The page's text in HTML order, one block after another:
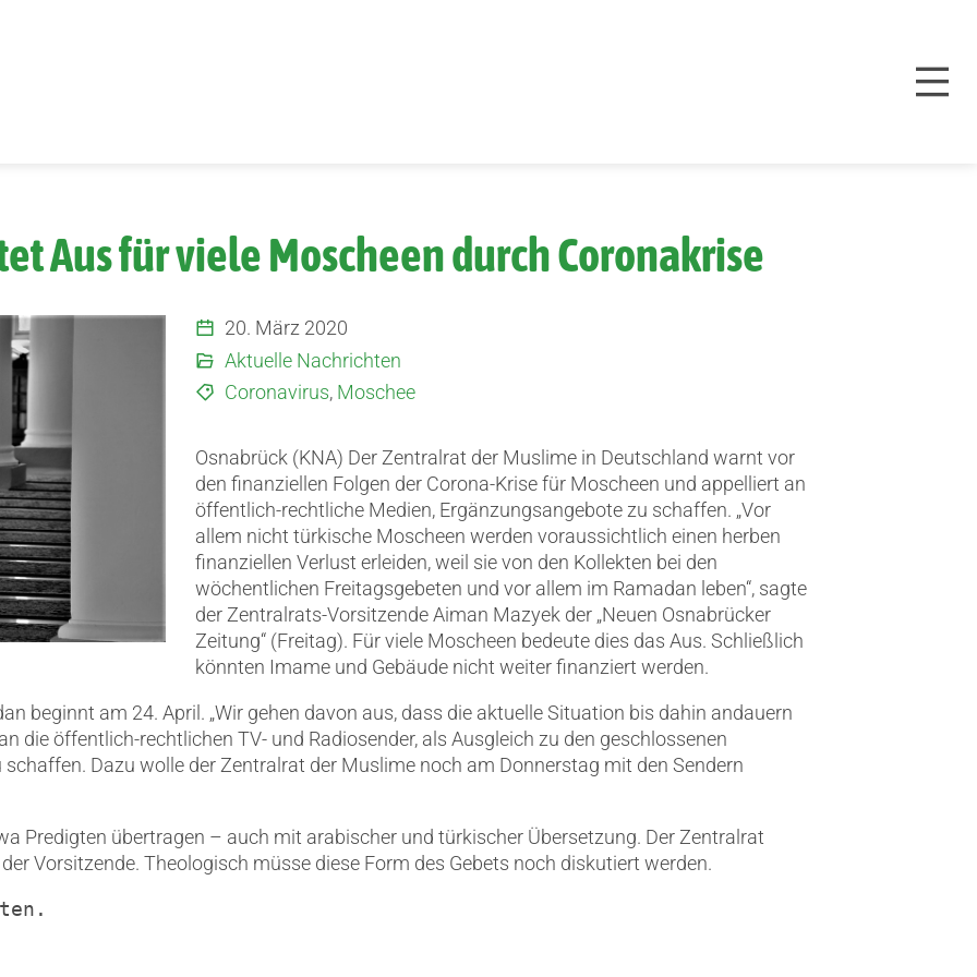
Aus für viele Moscheen durch Coronakrise
20. März 2020
Aktuelle Nachrichten
Coronavirus, Moschee
Osnabrück (KNA) Der Zentralrat der Muslime in Deutschland warnt vor
den finanziellen Folgen der Corona-Krise für Moscheen und appelliert an
öffentlich-rechtliche Medien, Ergänzungsangebote zu schaffen. „Vor
allem nicht türkische Moscheen werden voraussichtlich einen herben
finanziellen Verlust erleiden, weil sie von den Kollekten bei den
wöchentlichen Freitagsgebeten und vor allem im Ramadan leben“, sagte
der Zentralrats-Vorsitzende Aiman Mazyek der „Neuen Osnabrücker
Zeitung“ (Freitag). Für viele Moscheen bedeute dies das Aus. Schließlich
könnten Imame und Gebäude nicht weiter finanziert werden.
beginnt am 24. April. „Wir gehen davon aus, dass die aktuelle Situation bis dahin andauern
die öffentlich-rechtlichen TV- und Radiosender, als Ausgleich zu den geschlossenen
Dazu wolle der Zentralrat der Muslime noch am Donnerstag mit den Sendern
Predigten übertragen – auch mit arabischer und türkischer Übersetzung. Der Zentralrat
Vorsitzende. Theologisch müsse diese Form des Gebets noch diskutiert werden.